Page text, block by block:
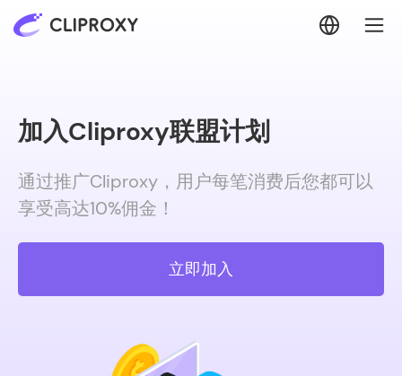
加入Cliproxy联盟计划
通过推广Cliproxy，用户每笔消费后您都可以
享受高达10%佣金！
立即加入